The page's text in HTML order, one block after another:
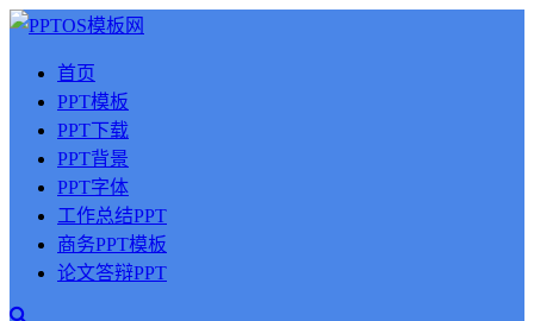
首页
PPT模板
PPT下载
PPT背景
PPT字体
工作总结PPT
商务PPT模板
论文答辩PPT